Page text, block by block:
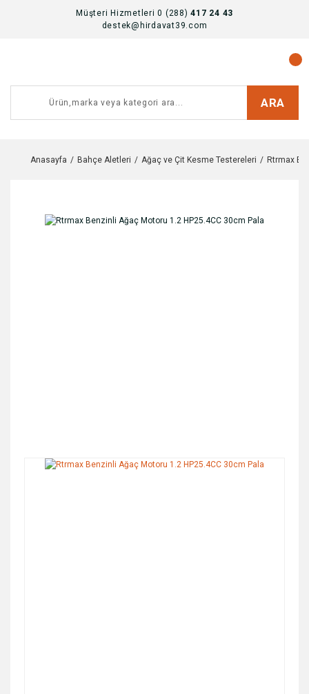
Müşteri Hizmetleri 0 (288)417 24 43
destek@hirdavat39.com
ARA
Anasayfa Bahçe Aletleri Ağaç ve Çit Kesme Testereleri Rtrmax